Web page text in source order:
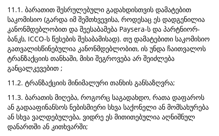
11.1. ბარათით შესრულებული გადახდისთვის დამატებით
საკომისიო (გარდა იმ შემთხვევისა, როდესაც ეს დადგენილია
კანონმდებლობით და შეესაბამება Paysera-ს და პარტნიორ-
ბანკს, ICCO-ს წესების შესაბამისად). თუ დამატებითი საკომისიო
გათვალისწინებულია კანონმდებლობით, ის უნდა ჩაითვალოს
ტრანზაქციის თანხაში, მისი შეგროვება არ შეიძლება
განცალკევებით ;
11.2. ტრანზაქციის მინიმალური თანხის განსაზღვრა;
11.3. ბარათის მიღება, როგორც საგადახდო, რათა დაფაროს
ან გადააფინანსოს ნებისმიერი სხვა საქონელი ან მომსახურება
ან სხვა ვალდებულება, ვიდრე ეს მითითებულია აღნიშნულ
დანართში ან კითხვარში;